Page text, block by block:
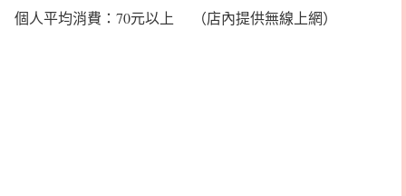
個人平均消費：70元以上 （店內提供無線上網）